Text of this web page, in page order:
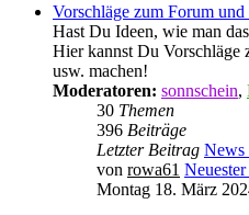
Vorschläge zum Forum
Hast Du Ideen, wie man
Hier kannst Du Vorschläge
usw. machen!
Moderatoren: sonnschein,
30 Themen
396 Beiträge
Letzter Beitrag News
von rowa61
Montag 18. März